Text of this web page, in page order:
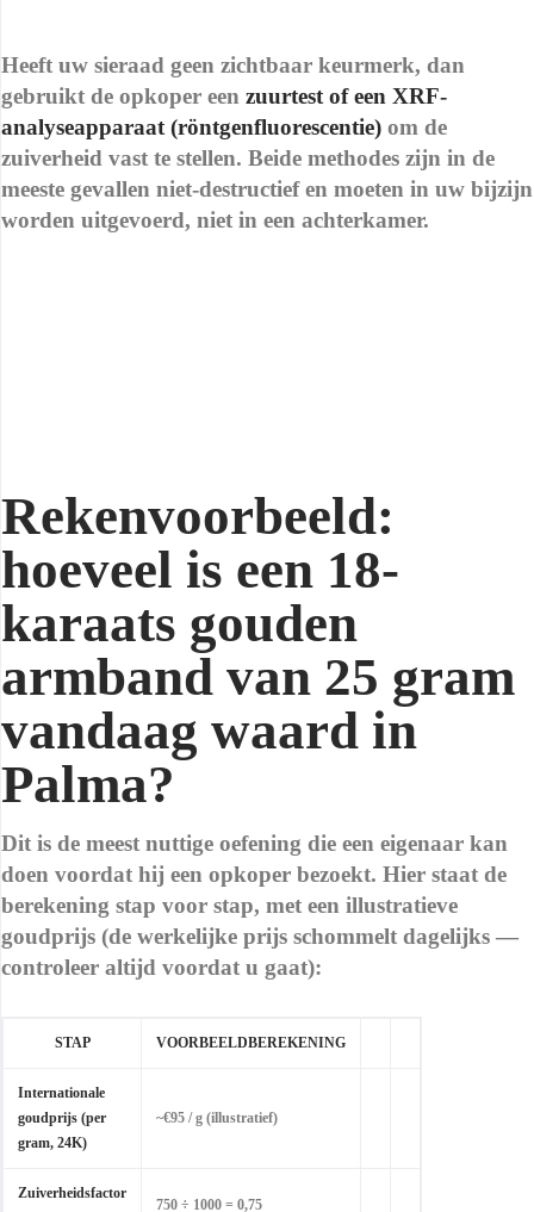
Heeft uw sieraad geen zichtbaar keurmerk, dan
gebruikt de opkoper een zuurtest of een XRF-
analyseapparaat (röntgenfluorescentie) om de
zuiverheid vast te stellen. Beide methodes zijn in de
meeste gevallen niet-destructief en moeten in uw bijzijn
worden uitgevoerd, niet in een achterkamer.
Rekenvoorbeeld:
hoeveel is een 18-
karaats gouden
armband van 25 gram
vandaag waard in
Palma?
Dit is de meest nuttige oefening die een eigenaar kan
doen voordat hij een opkoper bezoekt. Hier staat de
berekening stap voor stap, met een illustratieve
goudprijs (de werkelijke prijs schommelt dagelijks —
controleer altijd voordat u gaat):
STAP VOORBEELDBEREKENING
Internationale
goudprijs (per
gram, 24K)
~€95 / g (illustratief)
Zuiverheidsfactor
750 ÷ 1000 = 0,75